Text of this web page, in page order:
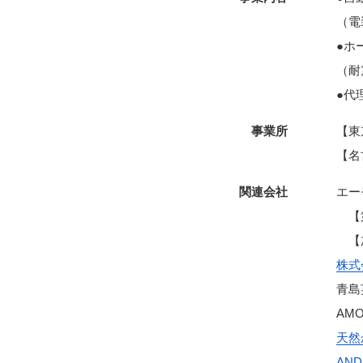
（
●ホ
（
●代
事業所
【
【
関連会社
エ
【
【
株
青
天